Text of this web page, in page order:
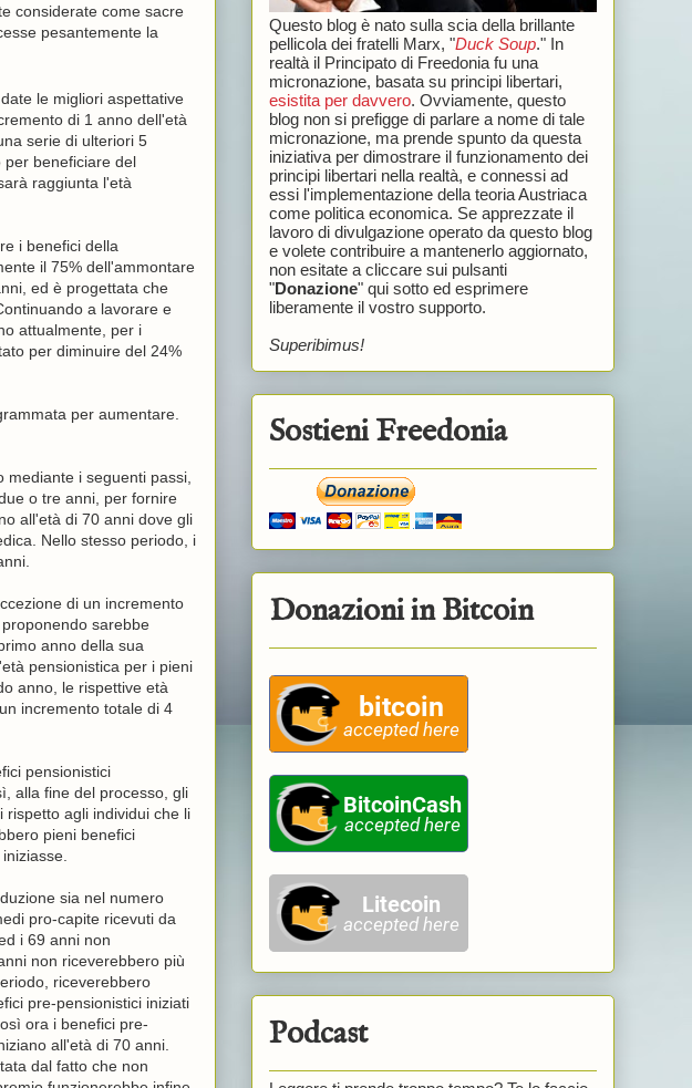
considerate come sacre
pesantemente la
le migliori aspettative
di 1 anno dell'età
serie di ulteriori 5
per beneficiare del
raggiunta l'età
i benefici della
il 75% dell'ammontare
ed è progettata che
a lavorare e
attualmente, per i
per diminuire del 24%
per aumentare.
mediante i seguenti passi,
o tre anni, per fornire
all'età di 70 anni dove gli
Nello stesso periodo, i
di un incremento
sarebbe
anno della sua
pensionistica per i pieni
anno, le rispettive età
incremento totale di 4
pensionistici
alla fine del processo, gli
agli individui che li
pieni benefici
sia nel numero
pro-capite ricevuti da
i 69 anni non
non riceverebbero più
riceverebbero
pre-pensionistici iniziati
ora i benefici pre-
all'età di 70 anni.
dal fatto che non
Questo blog è nato sulla scia della brillante
pellicola dei fratelli Marx, "Duck Soup." In
realtà il Principato di Freedonia fu una
micronazione, basata su principi libertari,
esistita per davvero. Ovviamente, questo
blog non si prefigge di parlare a nome di tale
micronazione, ma prende spunto da questa
iniziativa per dimostrare il funzionamento dei
principi libertari nella realtà, e connessi ad
essi l'implementazione della teoria Austriaca
come politica economica. Se apprezzate il
lavoro di divulgazione operato da questo blog
e volete contribuire a mantenerlo aggiornato,
non esitate a cliccare sui pulsanti
"Donazione" qui sotto ed esprimere
liberamente il vostro supporto.
Superibimus!
Sostieni Freedonia
Donazioni in Bitcoin
Podcast